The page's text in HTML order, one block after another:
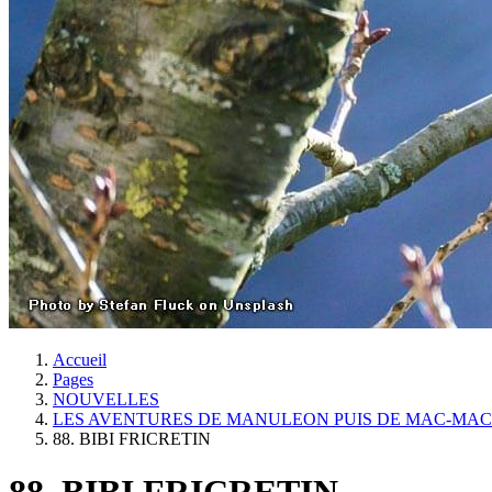
Accueil
Pages
NOUVELLES
LES AVENTURES DE MANULEON PUIS DE MAC-
88. BIBI FRICRETIN